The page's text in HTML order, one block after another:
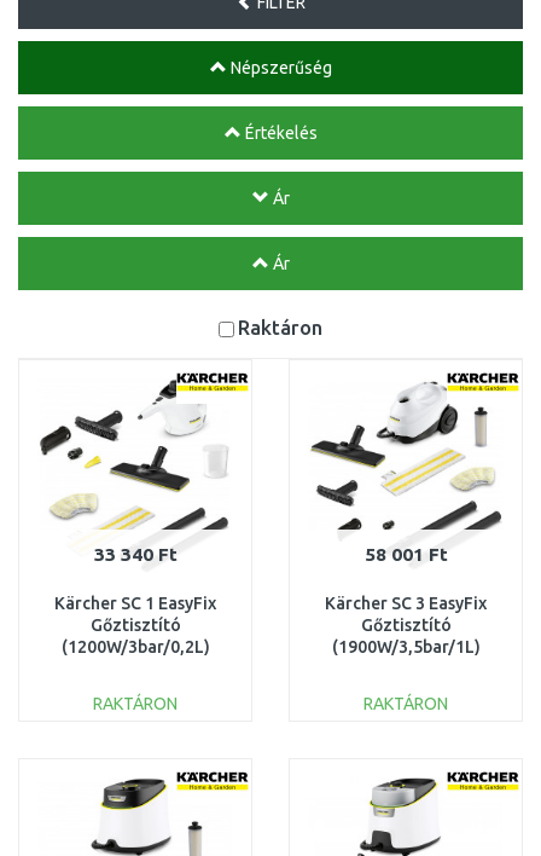
Népszerűség
Értékelés
Ár
Ár
Raktáron
33 340 Ft
Kärcher SC 1 EasyFix
Gőztisztító
(1200W/3bar/0,2L)
RAKTÁRON
Összehasonlítás
58 001 Ft
Kärcher SC 3 EasyFix
Gőztisztító
(1900W/3,5bar/1L)
RAKTÁRON
Összehasonlítás